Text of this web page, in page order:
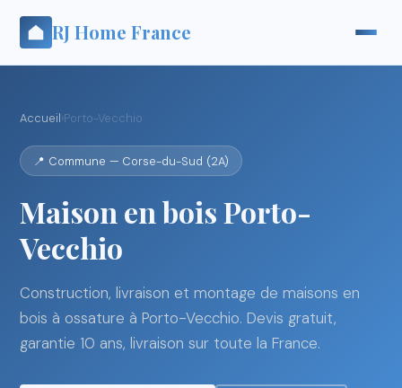
RJ Home France
Accueil›Porto-Vecchio
📍 Commune — Corse-du-Sud (2A)
Maison en bois Porto-
Vecchio
Construction, livraison et montage de maisons en
bois à ossature à Porto-Vecchio. Devis gratuit,
garantie 10 ans, livraison sur toute la France.